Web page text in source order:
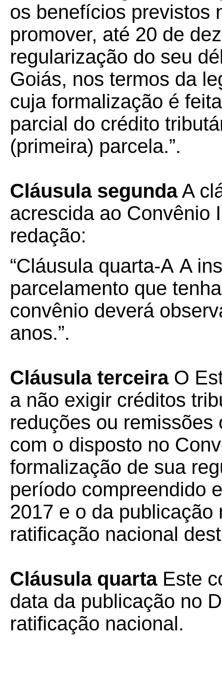
os benefícios previstos
promover, até 20 de
regularização do seu
Goiás, nos termos da
cuja formalização é
parcial do crédito
(primeira) parcela.”.
Cláusula segundaA
acrescida ao Convênio
redação:
“Cláusula quarta-A A
parcelamento que
convênio deverá
anos.”.
Cláusula terceira O
a não exigir créditos
reduções ou
com o disposto no
formalização de sua
período compreendido
2017 e o da
ratificação nacional
Cláusula quarta Este
data da publicação no
ratificação nacional.